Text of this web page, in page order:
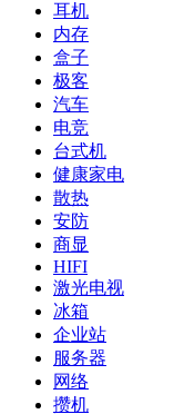
耳机
内存
盒子
极客
汽车
电竞
台式机
健康家电
散热
安防
商显
HIFI
激光电视
冰箱
企业站
服务器
网络
攒机